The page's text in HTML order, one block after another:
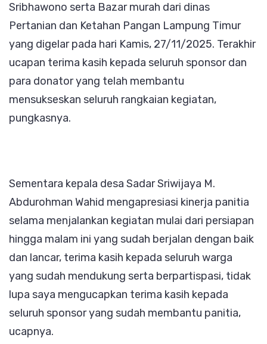
Sribhawono serta Bazar murah dari dinas
Pertanian dan Ketahan Pangan Lampung Timur
yang digelar pada hari Kamis, 27/11/2025. Terakhir
ucapan terima kasih kepada seluruh sponsor dan
para donator yang telah membantu
mensukseskan seluruh rangkaian kegiatan,
pungkasnya.
Sementara kepala desa Sadar Sriwijaya M.
Abdurohman Wahid mengapresiasi kinerja panitia
selama menjalankan kegiatan mulai dari persiapan
hingga malam ini yang sudah berjalan dengan baik
dan lancar, terima kasih kepada seluruh warga
yang sudah mendukung serta berpartispasi, tidak
lupa saya mengucapkan terima kasih kepada
seluruh sponsor yang sudah membantu panitia,
ucapnya.